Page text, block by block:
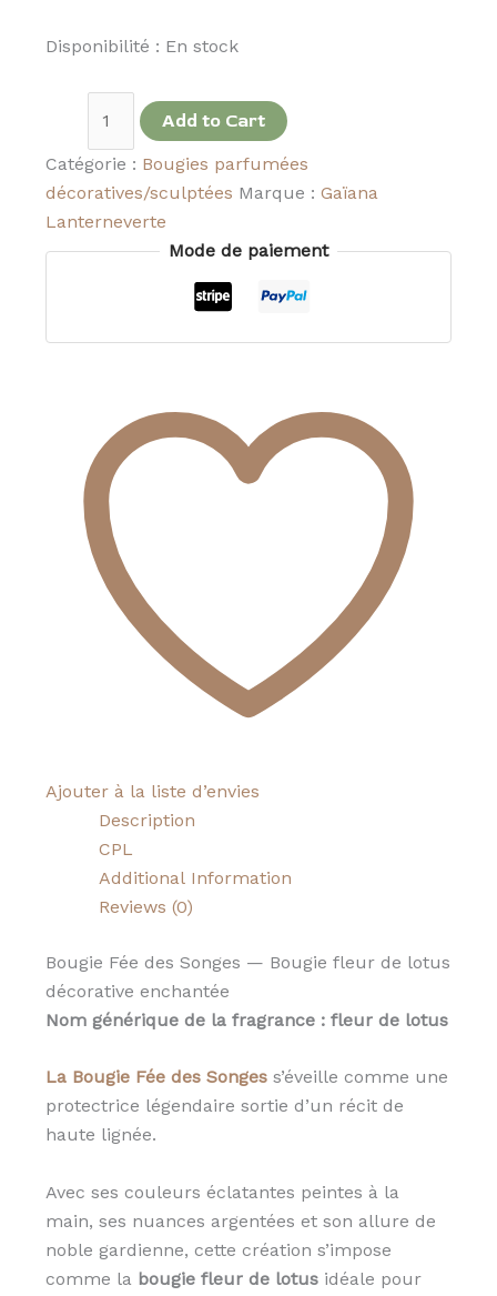
Disponibilité : En stock
Add to Cart
Catégorie : Bougies parfumées
décoratives/sculptées Marque : Gaïana
Lanterneverte
Mode de paiement
Ajouter à la liste d’envies
Description
CPL
Additional Information
Reviews (0)
Bougie Fée des Songes — Bougie fleur de lotus
décorative enchantée
Nom générique de la fragrance : fleur de lotus
La Bougie Fée des Songess’éveille comme une
protectrice légendaire sortie d’un récit de
haute lignée.
Avec ses couleurs éclatantes peintes à la
main, ses nuances argentées et son allure de
noble gardienne, cette création s’impose
comme la bougie fleur de lotusidéale pour